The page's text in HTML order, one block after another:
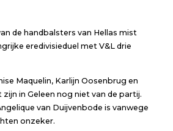
de handbalsters van Hellas mist
eredivisieduel met V&L drie
Maquelin, Karlijn Oosenbrug en
in Geleen nog niet van de partij.
van Duijvenbode is vanwege
onzeker.